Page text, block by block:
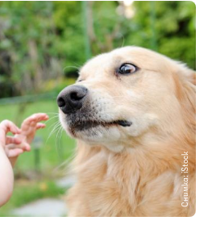
Снимка: iStock